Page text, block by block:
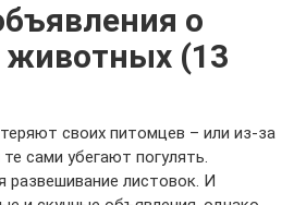
о
(13
своих питомцев – или из-за
сами убегают погулять.
развешивание листовок. И